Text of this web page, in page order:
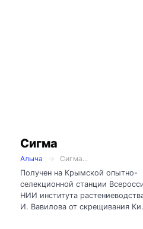
Сигма
Алыча
Сигма...
Получен на Крымской опытно-
селекционной станции
НИИ института
И. Вавилова от скрещивания